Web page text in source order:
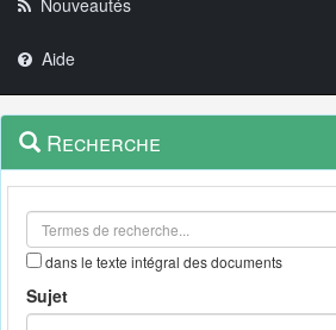
Aide
Navigation
outils
Menu
contextuel
Recherche
dans le texte intégral des documents
Sujet